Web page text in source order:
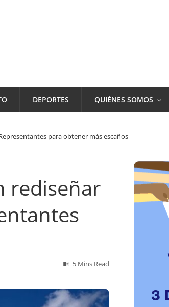
DEPORTES QUIÉNES SOMOS
para obtener más escaños
rediseñar
5 Mins Read